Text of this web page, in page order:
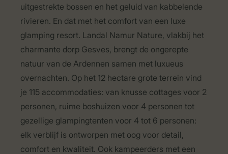
uitgestrekte bossen en het geluid van kabbelende
rivieren. En dat met het comfort van een luxe
glamping resort. Landal Namur Nature, vlakbij het
charmante dorp Gesves, brengt de ongerepte
natuur van de Ardennen samen met luxueus
overnachten. Op het 12 hectare grote terrein vind
je 115 accommodaties: van knusse cottages voor 2
personen, ruime boshuizen voor 4 personen tot
gezellige glampingtenten voor 4 tot 6 personen:
elk verblijf is ontworpen met oog voor detail,
comfort en kwaliteit. Ook kampeerders met een